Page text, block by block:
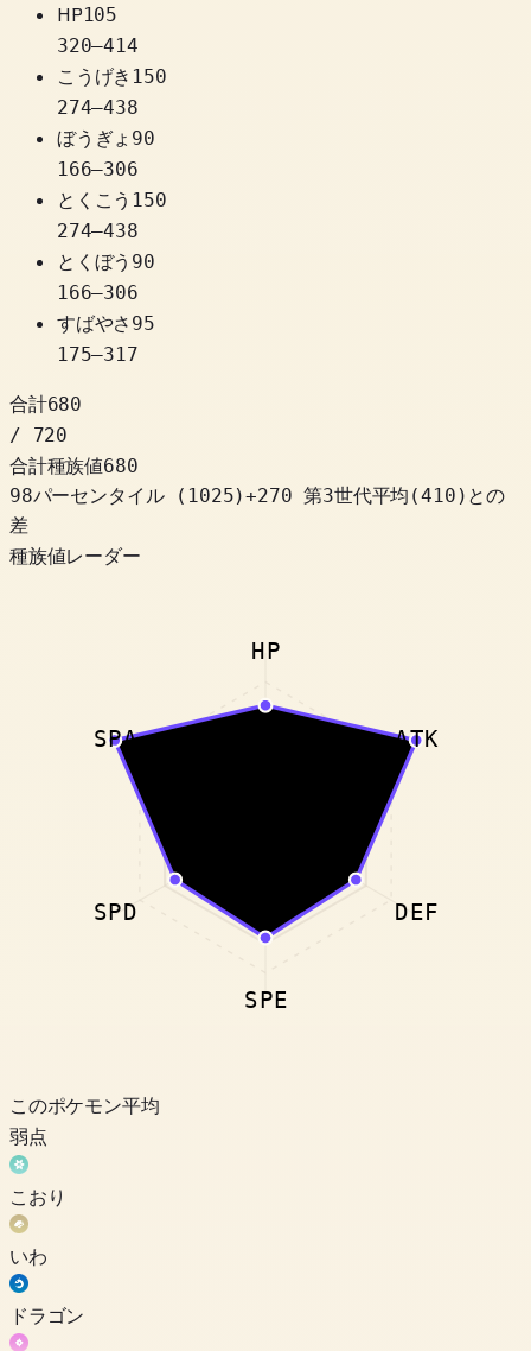
HP105
320–414
こうげき 150
274–438
ぼうぎょ 90
166–306
とくこう 150
274–438
とくぼう 90
166–306
すばやさ 95
175–317
合計680
/ 720
合計種族値680
98パーセンタイル
( 1025)+270 第3世代平均(410)との
差
種族値レーダー
HP
ATK
DEF
SPE
SPD
SPA
このポケモン平均
弱点
こおり
いわ
ドラゴン